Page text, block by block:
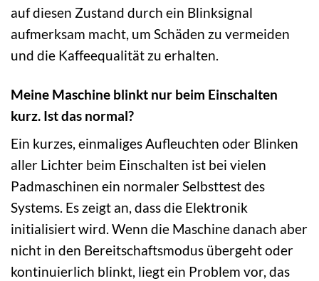
auf diesen Zustand durch ein Blinksignal
aufmerksam macht, um Schäden zu vermeiden
und die Kaffeequalität zu erhalten.
Meine Maschine blinkt nur beim Einschalten
kurz. Ist das normal?
Ein kurzes, einmaliges Aufleuchten oder Blinken
aller Lichter beim Einschalten ist bei vielen
Padmaschinen ein normaler Selbsttest des
Systems. Es zeigt an, dass die Elektronik
initialisiert wird. Wenn die Maschine danach aber
nicht in den Bereitschaftsmodus übergeht oder
kontinuierlich blinkt, liegt ein Problem vor, das